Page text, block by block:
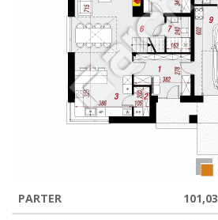
PARTER 101,03